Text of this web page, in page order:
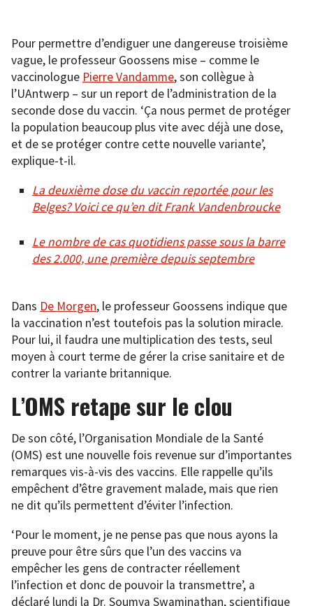
Pour permettre d’endiguer une dangereuse troisième
vague, le professeur Goossens mise – comme le
vaccinologue PierreVandamme, son collègue à
l’UAntwerp – sur un report de l’administration de la
seconde dose du vaccin. ‘Ça nous permet de protéger
la population beaucoup plus vite avec déjà une dose,
et de se protéger contre cette nouvelle variante’,
explique-t-il.
La deuxième dose du vaccin reportée pour les
Belges? Voici ce qu’en dit Frank Vandenbroucke
Le nombre de cas quotidiens passe sous la barre
des 2.000, une première depuis septembre
Dans De Morgen, le professeur Goossens indique que
la vaccination n’est toutefois pas la solution miracle.
Pour lui, il faudra une multiplication des tests, seul
moyen à court terme de gérer la crise sanitaire et de
contrer la variante britannique.
L’OMS retape sur le clou
De son côté, l’Organisation Mondiale de la Santé
(OMS) est une nouvelle fois revenue sur d’importantes
remarques vis-à-vis des vaccins. Elle rappelle qu’ils
empêchent d’être gravement malade, mais que rien
ne dit qu’ils permettent d’éviter l’infection.
‘Pour le moment, je ne pense pas que nous ayons la
preuve pour être sûrs que l’un des vaccins va
empêcher les gens de contracter réellement
l’infection et donc de pouvoir la transmettre’, a
déclaré lundi la Dr. Soumya Swaminathan, scientifique